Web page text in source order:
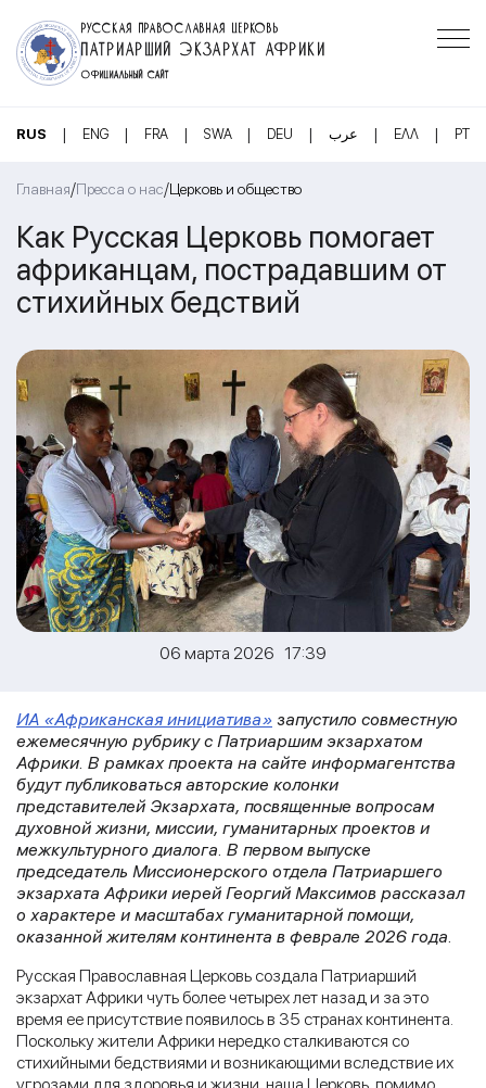
РУССКАЯ ПРАВОСЛАВНАЯ ЦЕРКОВЬ
ПАТРИАРШИЙ ЭКЗАРХАТ АФРИКИ
ОФИЦИАЛЬНЫЙ САЙТ
RUS | ENG | FRA | SWA | DEU | عرب | ΕΛΛ | PT
Главная/Пресса о нас/Церковь и общество
Как Русская Церковь помогает
африканцам, пострадавшим от
стихийных бедствий
06 марта 2026 17:39
ИА «Африканская инициатива» запустило совместную
ежемесячную рубрику с Патриаршим экзархатом
Африки. В рамках проекта на сайте информагентства
будут публиковаться авторские колонки
представителей Экзархата, посвященные вопросам
духовной жизни, миссии, гуманитарных проектов и
межкультурного диалога. В первом выпуске
председатель Миссионерского отдела Патриаршего
экзархата Африки иерей Георгий Максимов рассказал
о характере и масштабах гуманитарной помощи,
оказанной жителям континента в феврале 2026 года.
Русская Православная Церковь создала Патриарший
экзархат Африки чуть более четырех лет назад и за это
время ее присутствие появилось в 35 странах континента.
Поскольку жители Африки нередко сталкиваются со
стихийными бедствиями и возникающими вследствие их
угрозами для здоровья и жизни, наша Церковь, помимо